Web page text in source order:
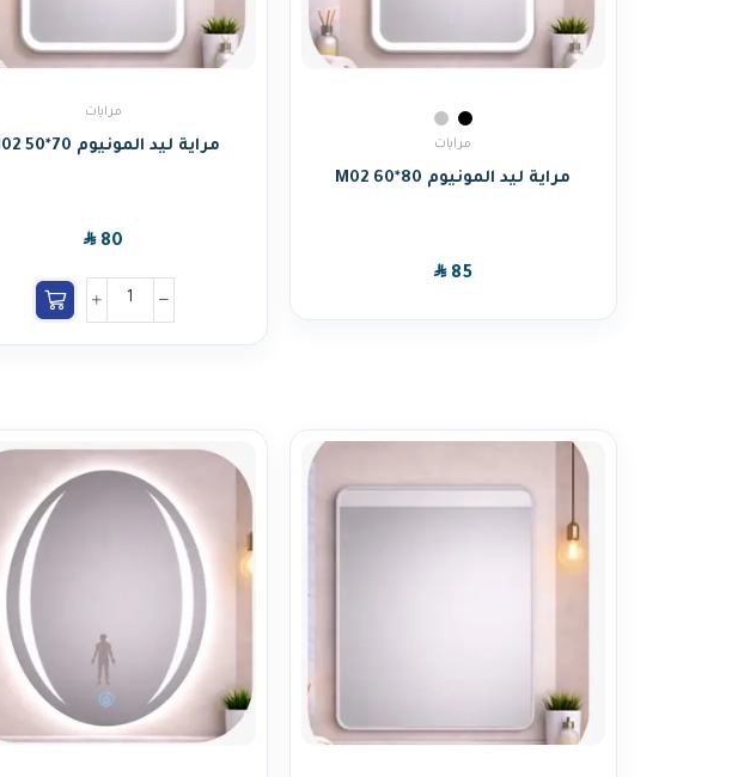
مرايات
مراية ليد المونيوم M02 60*80
SAR85
مرايات
مراية ليد المونيوم M02 50*70
SAR80